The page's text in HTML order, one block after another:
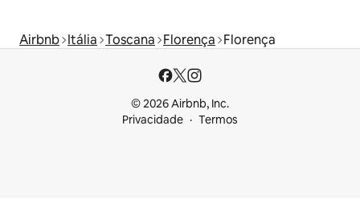
Airbnb Itália Toscana Florença Florença
© 2026 Airbnb, Inc.
Privacidade
Termos